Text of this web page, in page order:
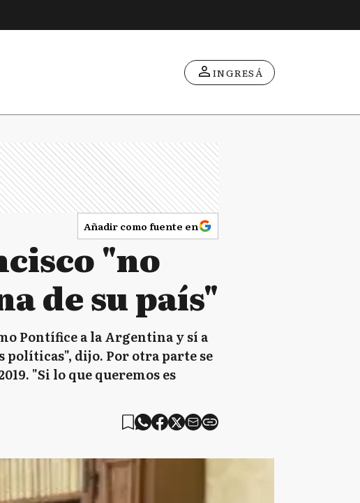
INGRESÁ
Añadir como fuente en
"no
de su país"
Pontífice a la Argentina y sí a
políticas", dijo. Por otra parte se
"Si lo que queremos es